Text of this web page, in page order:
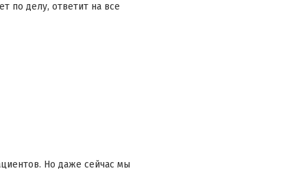
по делу, ответит на все
Но даже сейчас мы